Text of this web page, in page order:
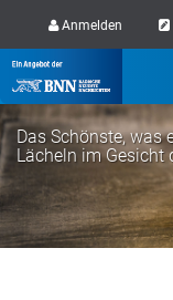
Anmelden
Das Schönste, was
Lächeln im Gesicht